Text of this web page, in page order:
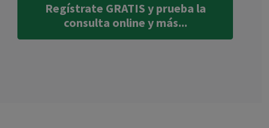
Regístrate GRATIS y prueba la
consulta online y más...